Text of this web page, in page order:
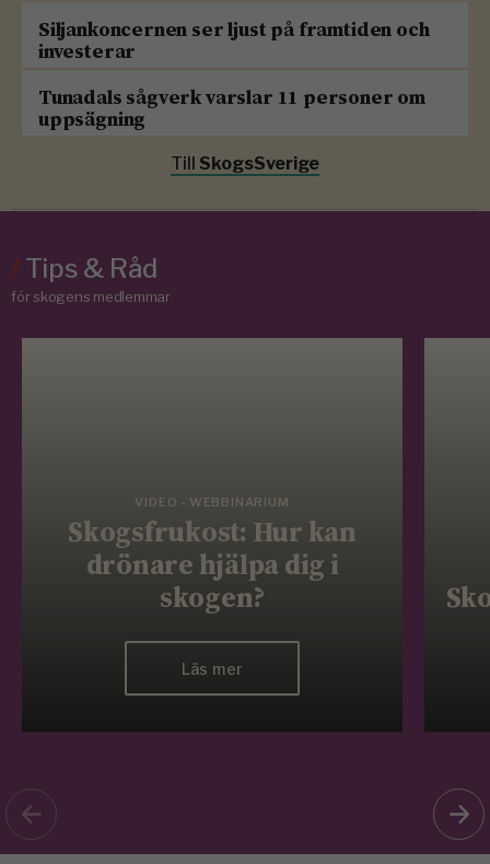
Siljankoncernen ser ljust på framtiden och
investerar
Tunadals sågverk varslar 11 personer om
uppsägning
Till SkogsSverige
/Tips & Råd
för skogens medlemmar
VIDEO - WEBBINARIUM
Skogsfrukost: Hur kan
drönare hjälpa dig i
skogen?
Läs mer